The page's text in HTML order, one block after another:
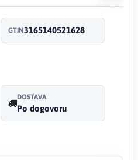
GTIN3165140521628
DOSTAVA
Po dogovoru